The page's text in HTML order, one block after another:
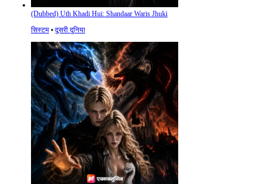
(Dubbed) Uth Khadi Hui: Shandaar Waris Jhuki
सिस्टम⦁ दूसरी दुनिया